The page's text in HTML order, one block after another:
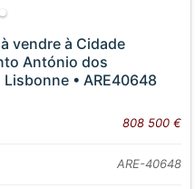
vendre à Cidade
António dos
• ARE40648
808 500 €
ARE-40648